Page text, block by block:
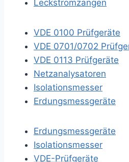
Leckstromzangen
VDE 0100 Prüfgeräte
VDE 0701/0702
VDE 0113 Prüfgeräte
Netzanalysatoren
Isolationsmesser
Erdungsmessgeräte
Erdungsmessgeräte
Isolationsmesser
VDE-Prüfgeräte